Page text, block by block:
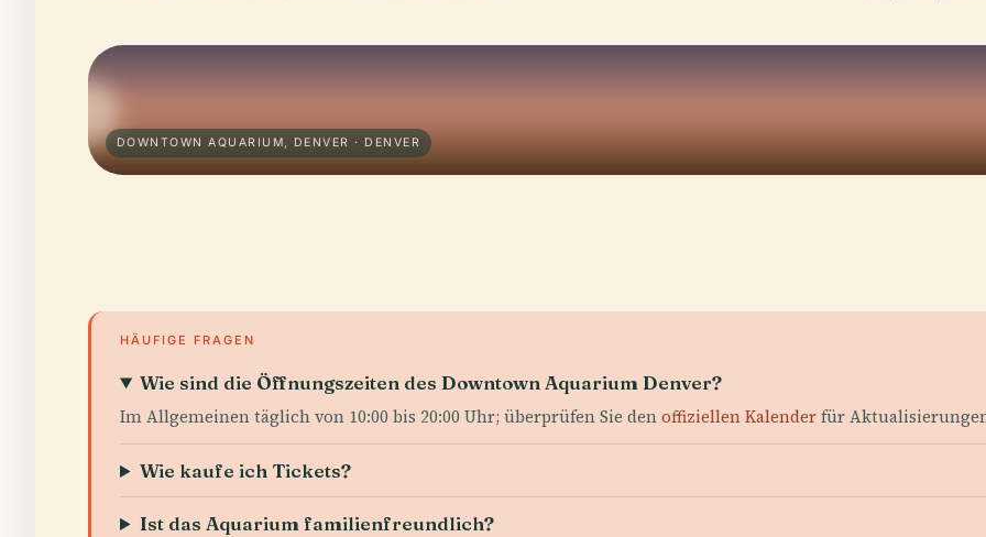
DOWNTOWN AQUARIUM, DENVER · DENVER
HÄUFIGE FRAGEN
Wie sind die Öffnungszeiten des Downtown Aquarium Denver?
Im Allgemeinen täglich von 10:00 bis 20:00 Uhr; überprüfen Sie denoffiziellen Kalenderfür
Wie kaufe ich Tickets?
Ist das Aquarium familienfreundlich?